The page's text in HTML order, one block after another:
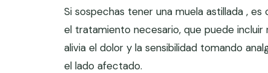
Si sospechas tener una muela astillada ,
el tratamiento necesario, que puede
alivia el dolor y la sensibilidad tomando
el lado afectado.